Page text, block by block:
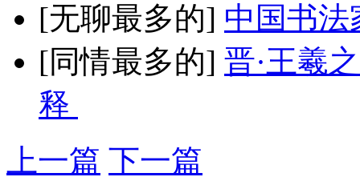
[无聊最多的] 中国书法
[同情最多的] 晋·王羲
释
上一篇 下一篇